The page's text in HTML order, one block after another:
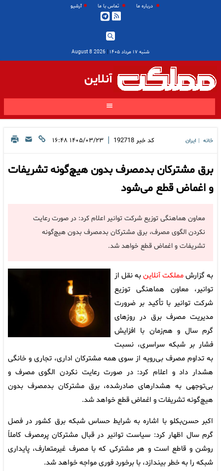
درباره ما تماس با ما آرشیو
شنبه ۱۷ مرداد ۱۴۰۵ |
2026 August 8
آنلاین
خانه ایران کد خبر 192718
| ۱۴۰۵/۰۳/۲۳ ۱۶:۴۸
برق مشترکان بدمصرف بدون هیچ‌گونه تشریفات
و اغماض قطع می‌شود
معاون هماهنگی توزیع شرکت توانیر اعلام کرد: در صورت رعایت
نکردن الگوی مصرف، برق مشترکان بدمصرف بدون هیچ‌گونه
تشریفات و اغماض قطع خواهد شد.
به گزارشمملکت آنلاینبه نقل از
توانیر، معاون هماهنگی توزیع
شرکت توانیر با تأکید بر ضرورت
مدیریت مصرف برق در روز‌های
گرم سال و هم‌زمان با افزایش
فشار بر شبکه سراسری، نسبت
به تداوم مصرف بی‌رویه از سوی همه مشترکان اداری، تجاری و خانگی
هشدار داد و اعلام کرد: در صورت رعایت نکردن الگوی مصرف و
بی‌توجهی به هشدار‌های صادرشده، برق مشترکان بدمصرف بدون
هیچ‌گونه تشریفات و اغماض قطع خواهد شد.
اکبر حسن‌بکلو با اشاره به شرایط حساس شبکه برق کشور در فصل
گرم سال اظهار کرد: سیاست توانیر در قبال مشترکان پرمصرف کاملاً
روشن و قاطع است و هر مشترکی که با مصرف غیرمتعارف، پایداری
شبکه را به خطر بیندازد، با برخورد فوری مواجه خواهد شد.